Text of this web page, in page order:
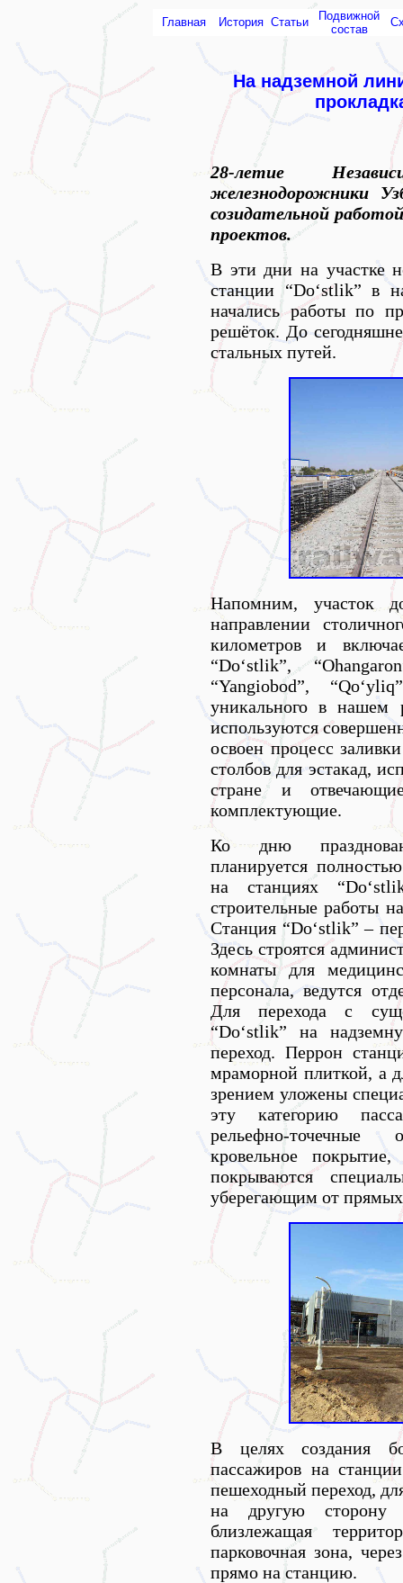
Главная История Статьи
Подвижной
состав
На надземной
28-летие
железнодорожники
созидательной
проектов.
В эти дни на участке
станции “Do‘stlik” в
начались работы по
решёток. До
стальных путей.
Напомним, участок
направлении
километров и
“Do‘stlik”,
“Yangiobod”,
уникального в нашем
используются
освоен процесс
столбов для эстакад,
стране и
комплектующие.
Ко дню
планируется
на станциях
строительные работы
Станция “Do‘stlik” –
Здесь строятся
комнаты для
персонала, ведутся
Для перехода с
“Do‘stlik” на
переход. Перрон
мраморной плиткой, а
зрением уложены
эту категорию
рельефно-
кровельное
покрываются
уберегающим от
В целях создания
пассажиров на
пешеходный переход,
на другую сторону
близлежащая
парковочная зона,
прямо на станцию.